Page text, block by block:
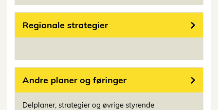
Regionale strategier
Andre planer og føringer
Delplaner, strategier og øvrige styrende